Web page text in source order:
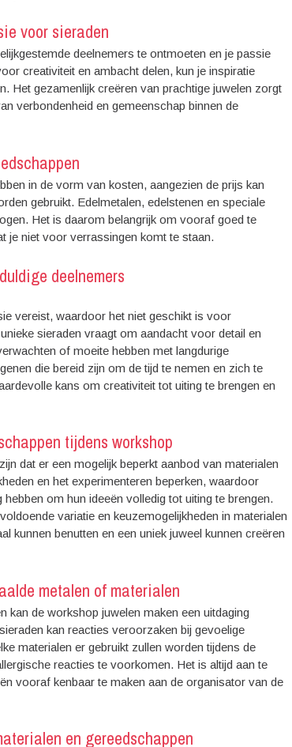
voor sieraden
deelnemers te ontmoeten en je passie
creativiteit en ambacht delen, kun je inspiratie
Het gezamenlijk creëren van prachtige juwelen zorgt
verbondenheid en gemeenschap binnen de
in de vorm van kosten, aangezien de prijs kan
gebruikt. Edelmetalen, edelstenen en speciale
Het is daarom belangrijk om vooraf goed te
je niet voor verrassingen komt te staan.
deelnemers
vereist, waardoor het niet geschikt is voor
sieraden vraagt om aandacht voor detail en
of moeite hebben met langdurige
die bereid zijn om de tijd te nemen en zich te
kans om creativiteit tot uiting te brengen en
tijdens workshop
dat er een mogelijk beperkt aanbod van materialen
en het experimenteren beperken, waardoor
om hun ideeën volledig tot uiting te brengen.
variatie en keuzemogelijkheden in materialen
kunnen benutten en een uniek juweel kunnen creëren
metalen of materialen
kan de workshop juwelen maken een uitdaging
kan reacties veroorzaken bij gevoelige
materialen er gebruikt zullen worden tijdens de
reacties te voorkomen. Het is altijd aan te
vooraf kenbaar te maken aan de organisator van de
en gereedschappen